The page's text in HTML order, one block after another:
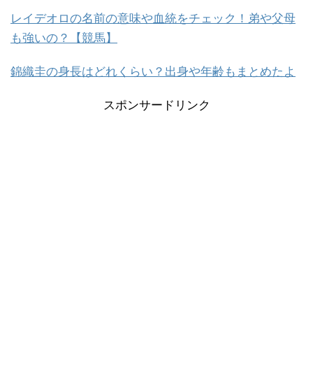
レイデオロの名前の意味や血統をチェック！弟や父母
も強いの？【競馬】
錦織圭の身長はどれくらい？出身や年齢もまとめたよ
スポンサードリンク